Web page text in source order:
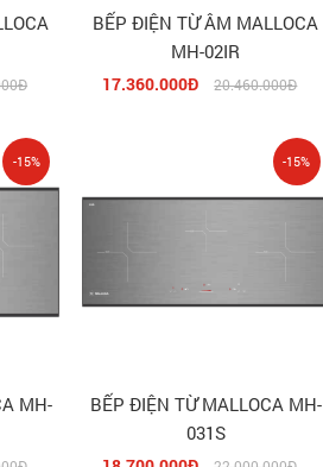
BẾP ĐIỆN TỪ ÂM MALLOCA
MH-02IR
17.360.000Đ 20.460.000Đ
MH-
-15%
BẾP ĐIỆN TỪ MALLOCA MH-
031S
-15%